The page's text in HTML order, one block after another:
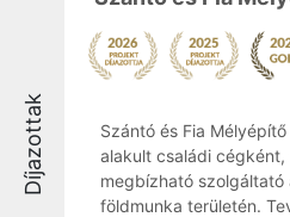
Díjazottak
Szántó és Fia
alakult családi cégként,
megbízható szolgáltató
földmunka területén.